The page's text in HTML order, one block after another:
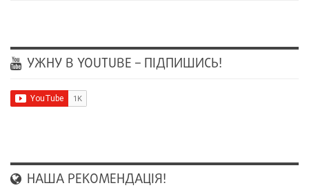
УЖНУ В YOUTUBE – ПІДПИШИСЬ!
НАША РЕКОМЕНДАЦІЯ!